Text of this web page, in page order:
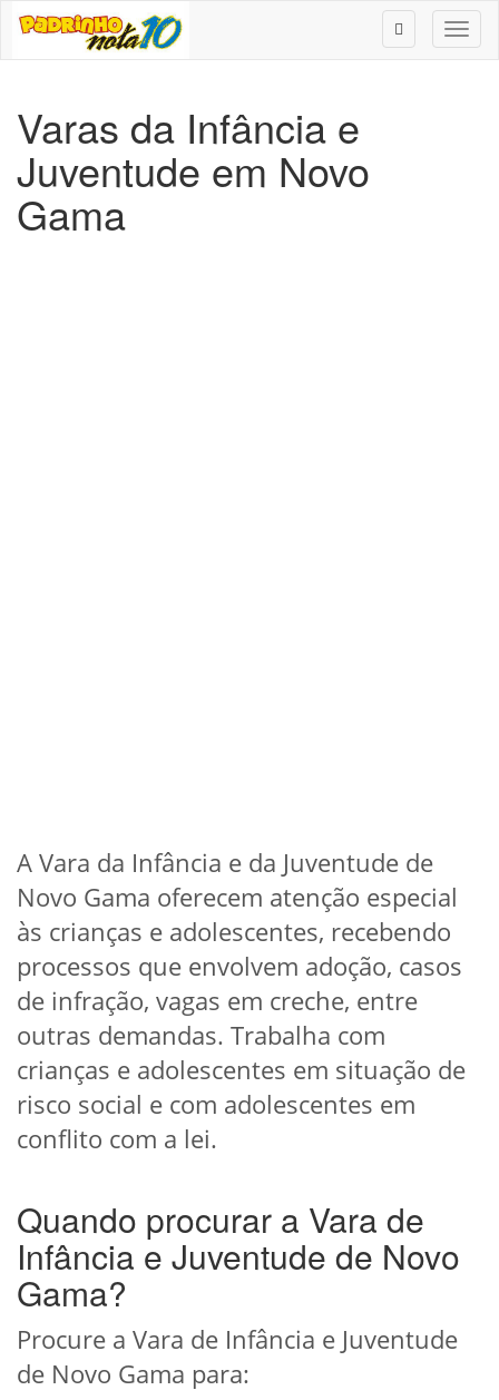
Varas da Infância e
Juventude em Novo
Gama
A Vara da Infância e da Juventude de
Novo Gama oferecem atenção especial
às crianças e adolescentes, recebendo
processos que envolvem adoção, casos
de infração, vagas em creche, entre
outras demandas. Trabalha com
crianças e adolescentes em situação de
risco social e com adolescentes em
conflito com a lei.
Quando procurar a Vara de
Infância e Juventude de Novo
Gama?
Procure a Vara de Infância e Juventude
de Novo Gama para: